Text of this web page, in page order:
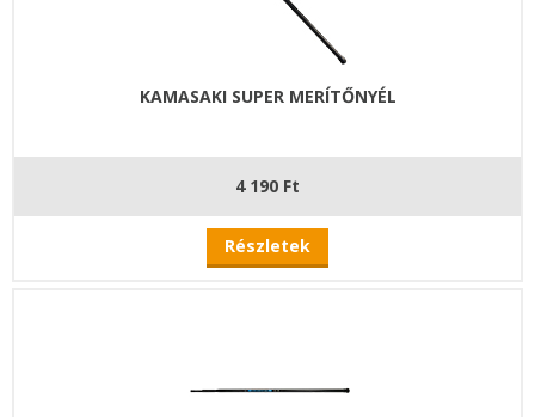
KAMASAKI SUPER MERÍTŐNYÉL
4 190 Ft
Részletek